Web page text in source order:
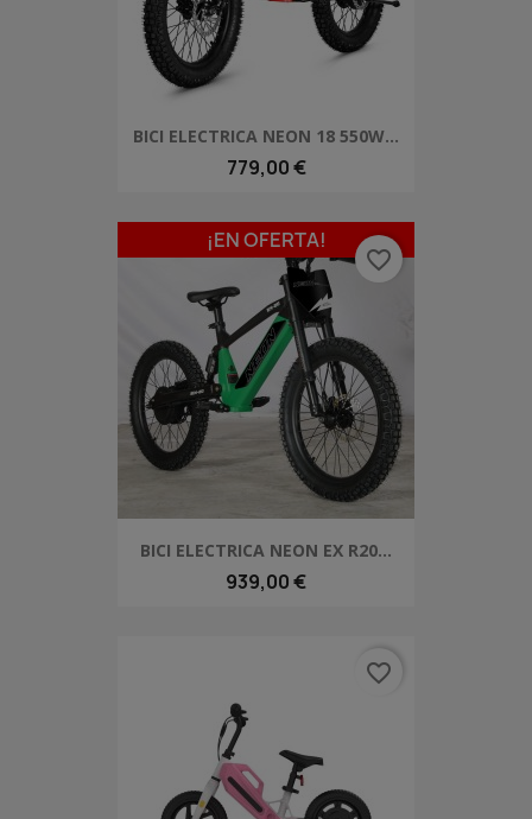
BICI ELECTRICA NEON 18 550W...
779,00 €
BICI ELECTRICA NEON EX R20...
939,00 €
¡EN OFERTA!
favorite_border
favorite_border